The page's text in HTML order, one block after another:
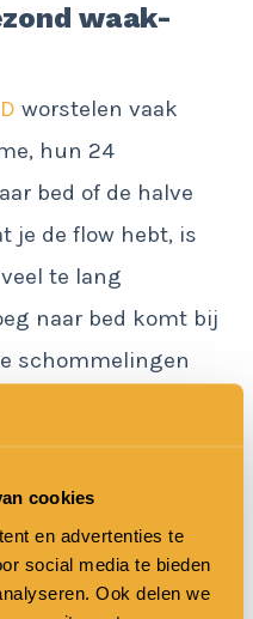
cookies
en advertenties te
social media te bieden
Ook delen we
waak-
worstelen vaak
hun 24
bed of de halve
je de flow hebt, is
te lang
naar bed komt bij
schommelingen
brein op de loer,
kans op obesitas
en een
je
Een gezond
maar